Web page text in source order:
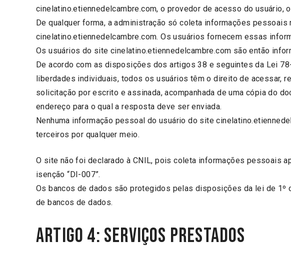
cinelatino.etiennedelcambre.com, o provedor de acesso do usuário,
De qualquer forma, a administração só coleta informações
cinelatino.etiennedelcambre.com. Os usuários fornecem essas
Os usuários do site cinelatino.etiennedelcambre.com são então
De acordo com as disposições dos artigos 38 e seguintes da Lei
liberdades individuais, todos os usuários têm o direito de acessar,
solicitação por escrito e assinada, acompanhada de uma cópia do
endereço para o qual a resposta deve ser enviada.
Nenhuma informação pessoal do usuário do site
terceiros por qualquer meio.
O site não foi declarado à CNIL, pois coleta informações pessoais
isenção “DI-007”.
Os bancos de dados são protegidos pelas disposições da lei de
de bancos de dados.
ARTIGO 4: Serviços prestados